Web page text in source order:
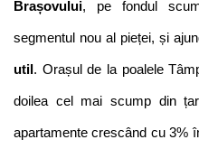
Brașovului, pe fondul
segmentul nou al pieței, și
util . Orașul de la poalele
doilea cel mai scump din
apartamente crescând cu 3%